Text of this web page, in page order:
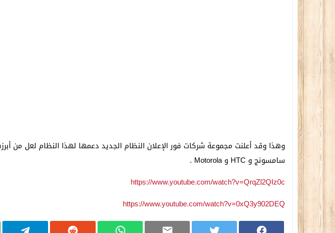
سامسونج و HTC و Motorola .
https://www.youtube.com/watch?v=QrqZl2QIz0c
https://www.youtube.com/watch?v=0xQ3y902DEQ